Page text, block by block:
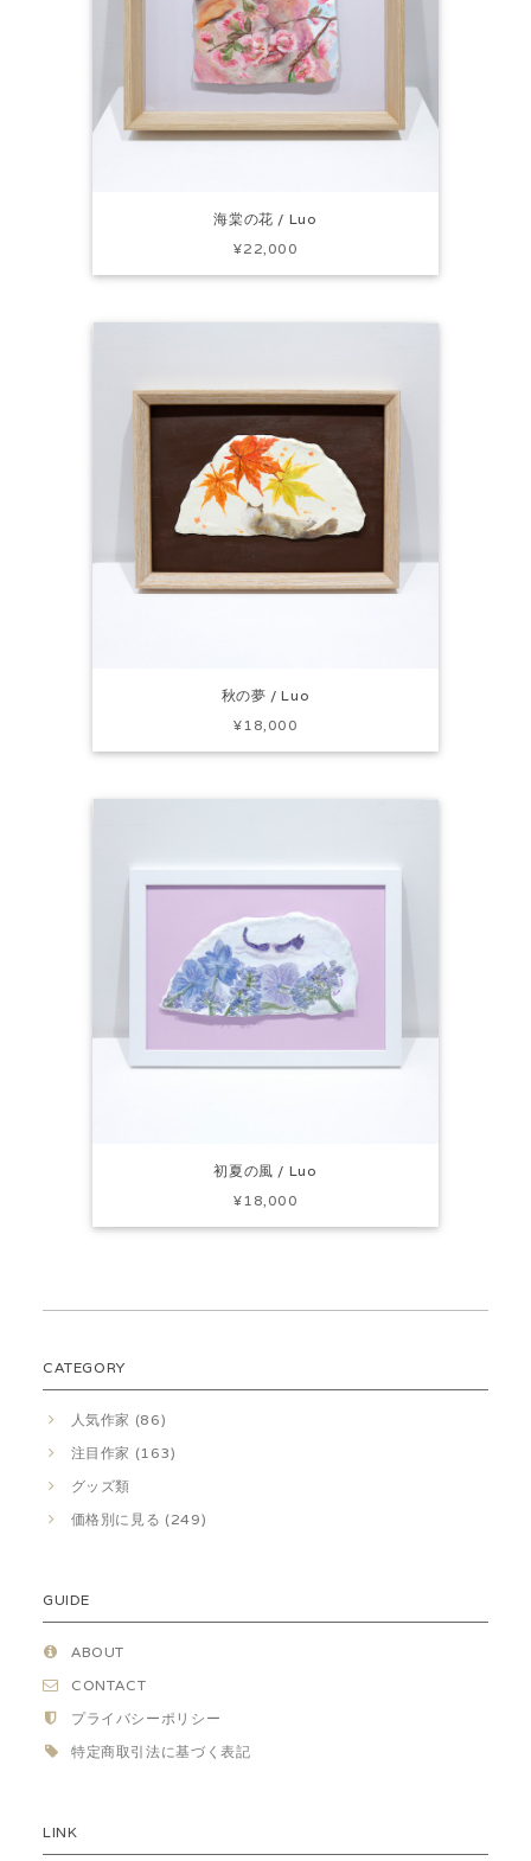
海棠の花 / Luo
¥22,000
秋の夢 / Luo
¥18,000
初夏の風 / Luo
¥18,000
CATEGORY
人気作家 (86)
注目作家 (163)
グッズ類
価格別に見る (249)
GUIDE
ABOUT
CONTACT
プライバシーポリシー
特定商取引法に基づく表記
LINK